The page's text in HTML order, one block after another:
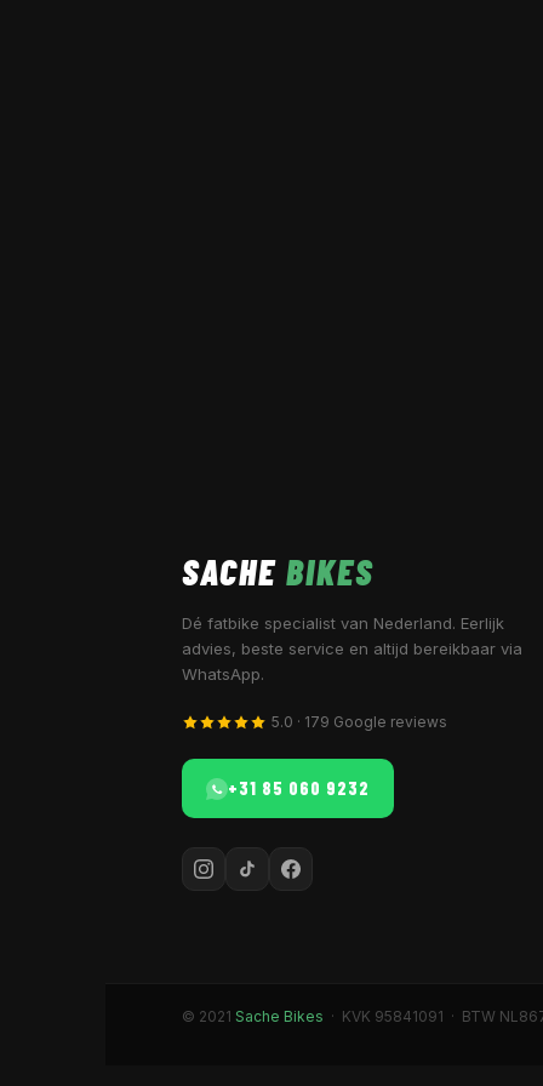
SACHE BIKES
Dé fatbike specialist van Nederland. Eerlijk
advies, beste service en altijd bereikbaar via
WhatsApp.
5.0 · 179 Google reviews
+31 85 060 9232
© 2021 Sache Bikes · KVK 95841091 · BTW